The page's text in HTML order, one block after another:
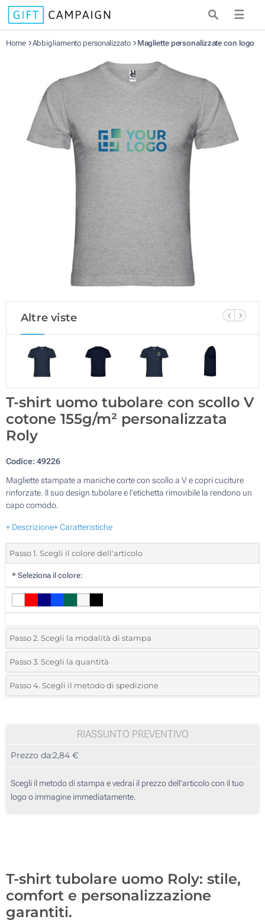
☰
Home Abbigliamento personalizzato Magliette personalizzate con logo
Altre viste
T-shirt uomo tubolare con scollo V
cotone 155g/m² personalizzata
Roly
Codice:49226
Magliette stampate a maniche corte con scollo a V e copri cuciture
rinforzate. Il suo design tubolare e l'etichetta rimovibile la rendono un
capo comodo.
+ Descrizione+ Caratteristiche
Passo 1. Scegli il colore dell'articolo
* Seleziona il colore:
Passo 2. Scegli la modalità di stampa
*Seleziona la posizione di stampa e il colore del vostro logo:
1 Colore (Su un lato)
3 Colori (Su un lato)
Ricamo (Su un lato)
Passo 3. Scegli la quantità
*Ordine minimo 10 (Ordine totale)
Passo 4. Scegli il metodo di spedizione
RIASSUNTO PREVENTIVO
Prezzo da:2,84 €
Scegli il metodo di stampa e vedrai il prezzo dell'articolo con il tuo
logo o immagine immediatamente.
T-shirt tubolare uomo Roly: stile,
comfort e personalizzazione
garantiti.